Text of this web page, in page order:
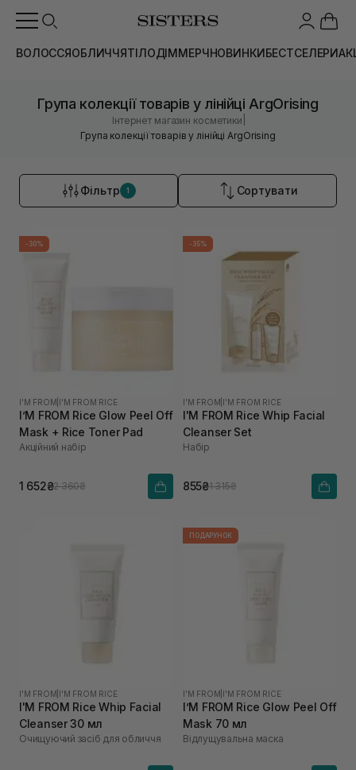
ВОЛОССЯОБЛИЧЧЯТІЛОДІММЕРЧНОВИНКИБЕСТСЕЛЕРИ
Група колекції товарів у лінійці ArgOrising
Інтернет магазин косметики
Група колекції товарів у лінійці ArgOrising
Фільтр 1 Сортувати
-30%
I'M FROM I'M FROM RICE
I’M FROM Rice Glow Peel Off
Mask + Rice Toner Pad
Акційний набір
1 652₴2 360₴
-35%
I'M FROM I'M FROM RICE
I'M FROM Rice Whip Facial
Cleanser Set
Набір
855₴1 315₴
I'M FROM I'M FROM RICE
I'M FROM Rice Whip Facial
Cleanser 30 мл
Очищуючий засіб для обличчя
ПОДАРУНОК
I'M FROM I'M FROM RICE
I’M FROM Rice Glow Peel Off
Mask 70 мл
Відлущувальна маска